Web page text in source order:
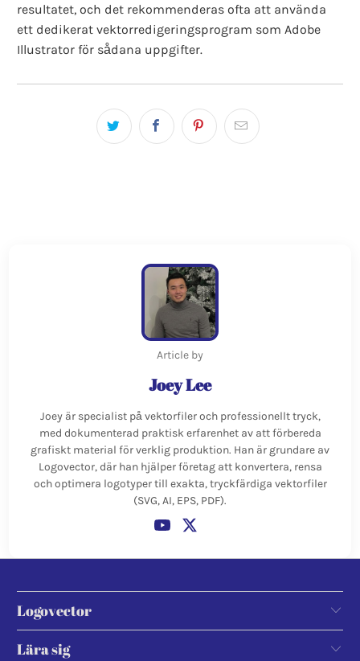
resultatet, och det rekommenderas ofta att använda
ett dedikerat vektorredigeringsprogram som Adobe
Illustrator för sådana uppgifter.
Article by
Joey Lee
Joey är specialist på vektorfiler och professionellt tryck,
med dokumenterad praktisk erfarenhet av att förbereda
grafiskt material för verklig produktion. Han är grundare av
Logovector, där han hjälper företag att konvertera, rensa
och optimera logotyper till exakta, tryckfärdiga vektorfiler
(SVG, AI, EPS, PDF).
Logovector
Lära sig